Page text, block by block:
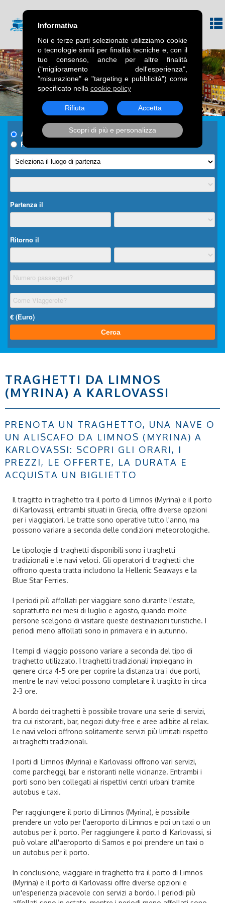
TRAGHETTI DA LIMNOS
(MYRINA) A KARLOVASSI
PRENOTA UN TRAGHETTO, UNA NAVE O
UN ALISCAFO DA LIMNOS (MYRINA) A
KARLOVASSI: SCOPRI GLI ORARI, I
PREZZI, LE OFFERTE, LA DURATA E
ACQUISTA UN BIGLIETTO
Il tragitto in traghetto tra il porto di Limnos (Myrina) e il porto
di Karlovassi, entrambi situati in Grecia, offre diverse opzioni
per i viaggiatori. Le tratte sono operative tutto l'anno, ma
possono variare a seconda delle condizioni meteorologiche.
Le tipologie di traghetti disponibili sono i traghetti
tradizionali e le navi veloci. Gli operatori di traghetti che
offrono questa tratta includono la Hellenic Seaways e la
Blue Star Ferries.
I periodi più affollati per viaggiare sono durante l'estate,
soprattutto nei mesi di luglio e agosto, quando molte
persone scelgono di visitare queste destinazioni turistiche. I
periodi meno affollati sono in primavera e in autunno.
I tempi di viaggio possono variare a seconda del tipo di
traghetto utilizzato. I traghetti tradizionali impiegano in
genere circa 4-5 ore per coprire la distanza tra i due porti,
mentre le navi veloci possono completare il tragitto in circa
2-3 ore.
A bordo dei traghetti è possibile trovare una serie di servizi,
tra cui ristoranti, bar, negozi duty-free e aree adibite al relax.
Le navi veloci offrono solitamente servizi più limitati rispetto
ai traghetti tradizionali.
I porti di Limnos (Myrina) e Karlovassi offrono vari servizi,
come parcheggi, bar e ristoranti nelle vicinanze. Entrambi i
porti sono ben collegati ai rispettivi centri urbani tramite
autobus e taxi.
Per raggiungere il porto di Limnos (Myrina), è possibile
prendere un volo per l'aeroporto di Limnos e poi un taxi o un
autobus per il porto. Per raggiungere il porto di Karlovassi, si
può volare all'aeroporto di Samos e poi prendere un taxi o
un autobus per il porto.
In conclusione, viaggiare in traghetto tra il porto di Limnos
(Myrina) e il porto di Karlovassi offre diverse opzioni e
un'esperienza piacevole con servizi a bordo. I periodi più
Informativa
Noi e terze parti selezionate utilizziamo cookie
o tecnologie simili per finalità tecniche e, con il
tuo consenso, anche per altre finalità
("miglioramento dell'esperienza",
"misurazione" e "targeting e pubblicità") come
specificato nella cookie policy
Rifiuta Accetta
Scopri di più e personalizza